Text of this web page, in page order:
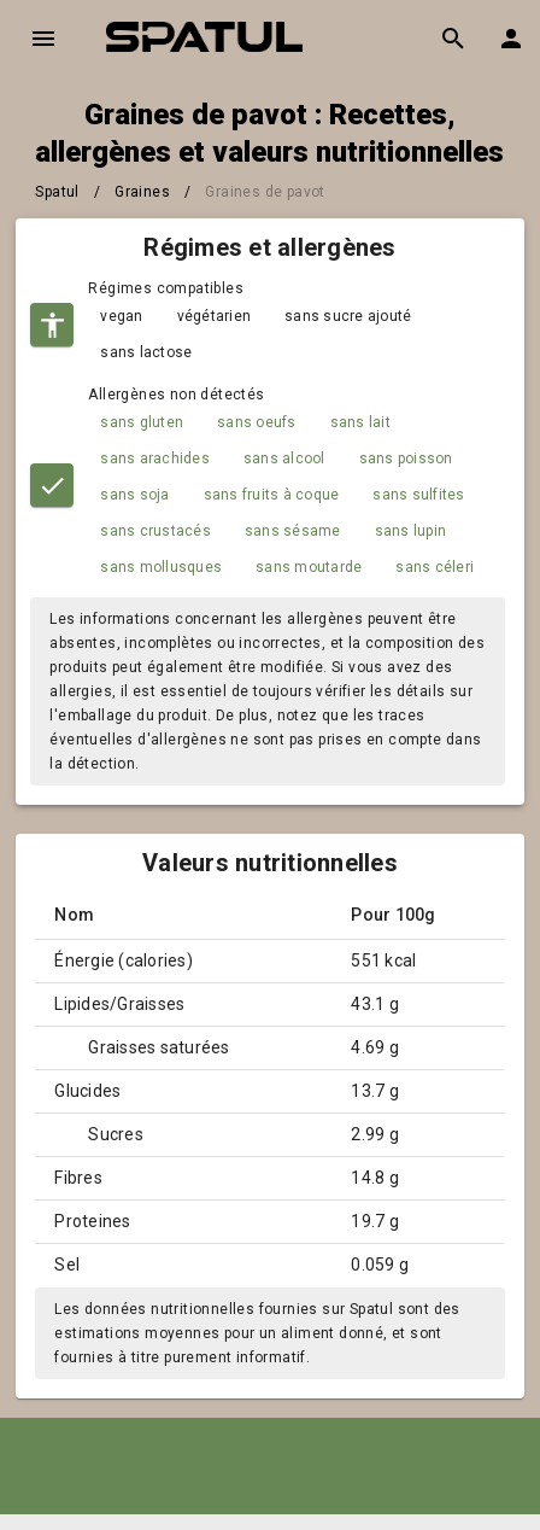
Graines de pavot : Recettes,
allergènes et valeurs nutritionnelles
Spatul / Graines / Graines de pavot
Régimes et allergènes
Régimes compatibles
vegan
végétarien sans sucre ajouté
sans lactose
Allergènes non détectés
sans gluten
sans oeufs sans lait
sans arachides sans alcool sans poisson
sans soja sans fruits à coque sans sulfites
sans crustacés sans sésame sans lupin
sans mollusques sans moutarde sans céleri
Les informations concernant les allergènes peuvent être
absentes, incomplètes ou incorrectes, et la composition des
produits peut également être modifiée. Si vous avez des
allergies, il est essentiel de toujours vérifier les détails sur
l'emballage du produit. De plus, notez que les traces
éventuelles d'allergènes ne sont pas prises en compte dans
la détection.
Valeurs nutritionnelles
Nom Pour 100g
Énergie (calories) 551 kcal
Lipides/Graisses 43.1 g
Graisses saturées 4.69 g
Glucides 13.7 g
Sucres 2.99 g
Fibres 14.8 g
Proteines 19.7 g
Sel 0.059 g
Les données nutritionnelles fournies sur Spatul sont des
estimations moyennes pour un aliment donné, et sont
fournies à titre purement informatif.